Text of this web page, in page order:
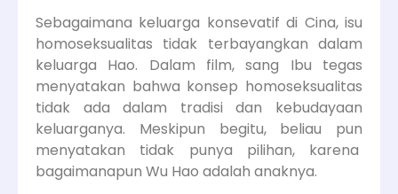
Sebagaimana keluarga konsevatif di Cina, isu
homoseksualitas tidak terbayangkan dalam
keluarga Hao. Dalam film, sang Ibu tegas
menyatakan bahwa konsep homoseksualitas
tidak ada dalam tradisi dan kebudayaan
keluarganya. Meskipun begitu, beliau pun
menyatakan tidak punya pilihan, karena
bagaimanapun Wu Hao adalah anaknya.